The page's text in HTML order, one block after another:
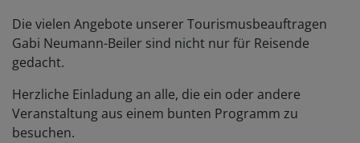
Die vielen Angebote unserer Tourismusbeauftragen
Gabi Neumann-Beiler sind nicht nur für Reisende
gedacht.
Herzliche Einladung an alle, die ein oder andere
Veranstaltung aus einem bunten Programm zu
besuchen.